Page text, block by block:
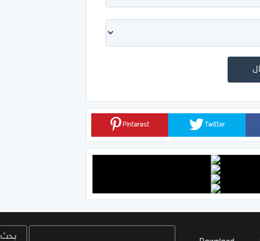
Twitter
Pinterest